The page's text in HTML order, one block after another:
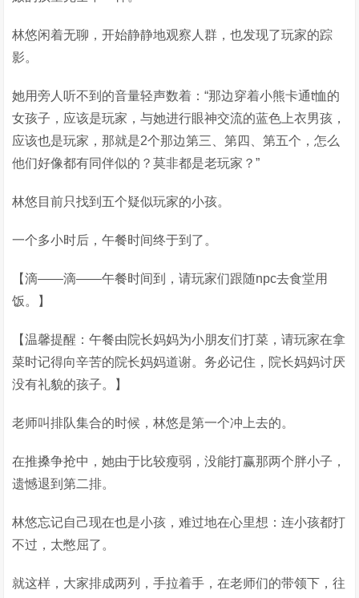
林悠闲着无聊，开始静静地观察人群，也发现了玩家的踪
影。
她用旁人听不到的音量轻声数着：“那边穿着小熊卡通t恤的
女孩子，应该是玩家，与她进行眼神交流的蓝色上衣男孩，
应该也是玩家，那就是2个那边第三、第四、第五个，怎么
他们好像都有同伴似的？莫非都是老玩家？”
林悠目前只找到五个疑似玩家的小孩。
一个多小时后，午餐时间终于到了。
【滴——滴——午餐时间到，请玩家们跟随npc去食堂用
饭。】
【温馨提醒：午餐由院长妈妈为小朋友们打菜，请玩家在拿
菜时记得向辛苦的院长妈妈道谢。务必记住，院长妈妈讨厌
没有礼貌的孩子。】
老师叫排队集合的时候，林悠是第一个冲上去的。
在推搡争抢中，她由于比较瘦弱，没能打赢那两个胖小子，
遗憾退到第二排。
林悠忘记自己现在也是小孩，难过地在心里想：连小孩都打
不过，太憋屈了。
就这样，大家排成两列，手拉着手，在老师们的带领下，往